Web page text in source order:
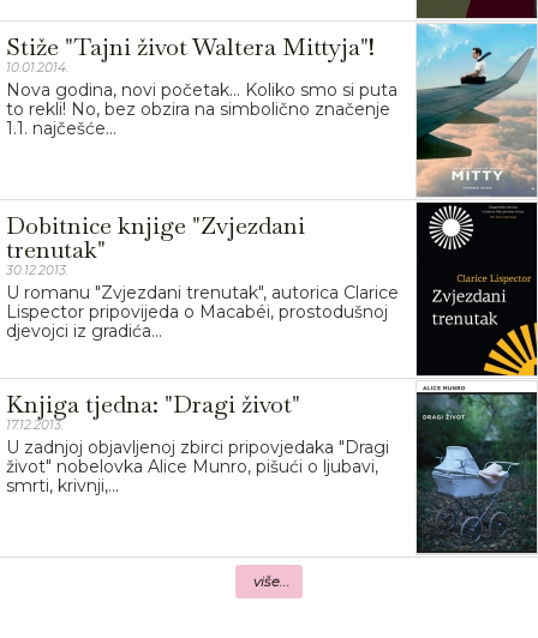
Stiže "Tajni život Waltera Mittyja"!
10.01.2014.
Nova godina, novi početak... Koliko smo si puta
to rekli! No, bez obzira na simbolično značenje
1.1. najčešće...
Dobitnice knjige "Zvjezdani
trenutak"
30.12.2013.
U romanu "Zvjezdani trenutak", autorica Clarice
Lispector pripovijeda o Macabéi, prostodušnoj
djevojci iz gradića...
Knjiga tjedna: "Dragi život"
17.12.2013.
U zadnjoj objavljenoj zbirci pripovjedaka "Dragi
život" nobelovka Alice Munro, pišući o ljubavi,
smrti, krivnji,...
više...